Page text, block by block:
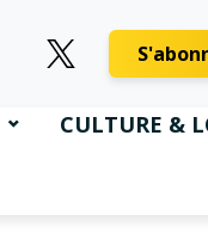
CULTURE &